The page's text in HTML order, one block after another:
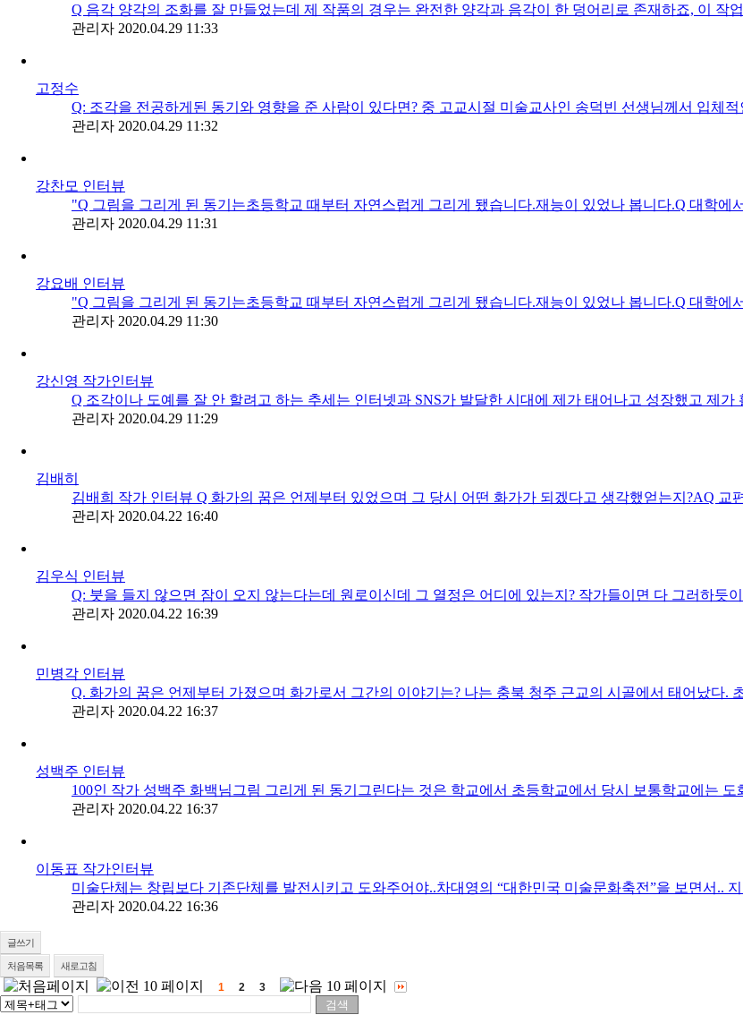
Q 음각 양각의 조화를 잘 만들었는데 제 작품의 경우는 완전한 양각과 음각이 한 덩어리로 존재하죠, 이 작
관리자 2020.04.29 11:33
고정수
Q: 조각을 전공하게된 동기와 영향을 준 사람이 있다면? 중 고교시절 미술교사인 송덕빈 선생님께서 입체
관리자 2020.04.29 11:32
강찬모 인터뷰
"Q 그림을 그리게 된 동기는초등학교 때부터 자연스럽게 그리게 됐습니다.재능이 있었나 봅니다.Q 대학에
관리자 2020.04.29 11:31
강요배 인터뷰
"Q 그림을 그리게 된 동기는초등학교 때부터 자연스럽게 그리게 됐습니다.재능이 있었나 봅니다.Q 대학에
관리자 2020.04.29 11:30
강신영 작가인터뷰
Q 조각이나 도예를 잘 안 할려고 하는 추세는 인터넷과 SNS가 발달한 시대에 제가 태어나고 성장했고 제가
관리자 2020.04.29 11:29
김배히
김배희 작가 인터뷰 Q 화가의 꿈은 언제부터 있었으며 그 당시 어떤 화가가 되겠다고 생각했얻는지?AQ 교
관리자 2020.04.22 16:40
김우식 인터뷰
Q: 붓을 들지 않으면 잠이 오지 않는다는데 원로이신데 그 열정은 어디에 있는지? 작가들이면 다 그러하듯
관리자 2020.04.22 16:39
민병각 인터뷰
Q. 화가의 꿈은 언제부터 가졌으며 화가로서 그간의 이야기는? 나는 충북 청주 근교의 시골에서 태어났다.
관리자 2020.04.22 16:37
성백주 인터뷰
100인 작가 성백주 화백님그림 그리게 된 동기그린다는 것은 학교에서 초등학교에서 당시 보통학교에는
관리자 2020.04.22 16:37
이동표 작가인터뷰
미술단체는 창립보다 기존단체를 발전시키고 도와주어야..차대영의 “대한민국 미술문화축전”을 보면서..
관리자 2020.04.22 16:36
글쓰기
처음목록 새로고침
1 2 3